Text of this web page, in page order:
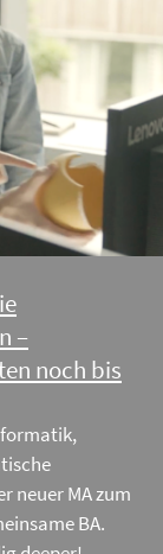
–
noch bis
neuer MA zum
BA.